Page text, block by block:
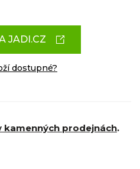
JADI.CZ
dostupné?
kamenných prodejnách.